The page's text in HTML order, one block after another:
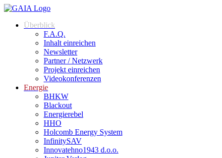
Überblick
F.A.Q.
Inhalt einreichen
Newsletter
Partner / Netzwerk
Projekt einreichen
Videokonferenzen
Energie
BHKW
Blackout
Energierebel
HHO
Holcomb Energy System
InfinitySAV
Innovatehno1943 d.o.o.